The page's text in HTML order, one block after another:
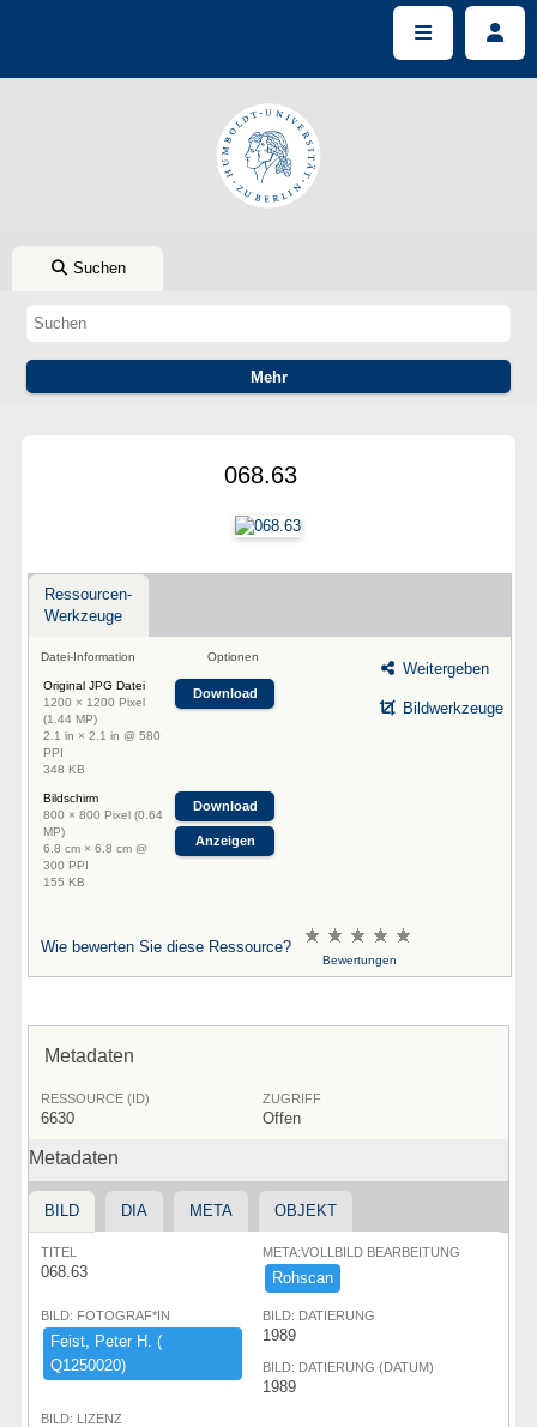
Suchen
068.63
Ressourcen-
Werkzeuge
Datei-Information Optionen
Original JPG Datei
1200 × 1200 Pixel
(1.44 MP)
2.1 in × 2.1 in @ 580
PPI
348 KB
Download
Bildschirm
800 × 800 Pixel (0.64
MP)
6.8 cm × 6.8 cm @
300 PPI
155 KB
Download
Anzeigen
Weitergeben
Bildwerkzeuge
Wie bewerten Sie diese Ressource?
Bewertungen
Metadaten
RESSOURCE (ID)
6630
ZUGRIFF
Offen
Metadaten
BILD DIA META OBJEKT
TITEL
068.63
META:VOLLBILD BEARBEITUNG
Rohscan
BILD: FOTOGRAF*IN
Feist,​ ​Peter ​H.​ ​(​
Q1250020)​
BILD: DATIERUNG
1989
BILD: DATIERUNG (DATUM)
1989
BILD: LIZENZ